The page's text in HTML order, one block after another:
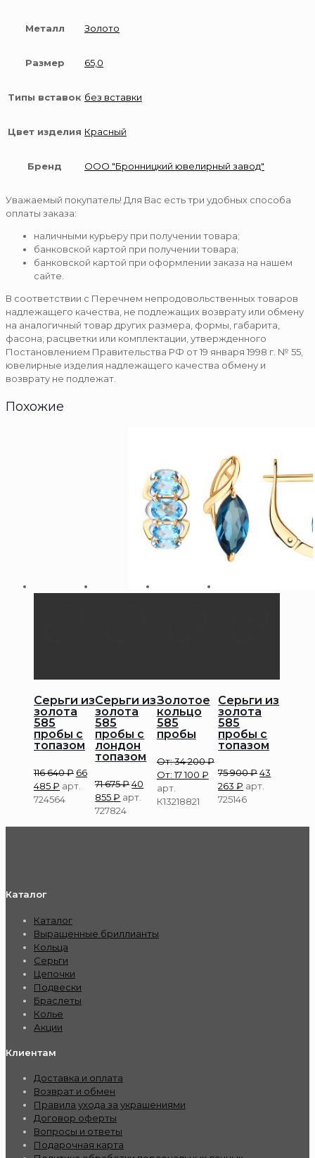
Металл Золото
Размер 65,0
Типы вставок без вставки
Цвет изделия Красный
Бренд ООО "Бронницкий ювелирный завод"
Уважаемый покупатель! Для Вас есть три удобных способа
оплаты заказа:
наличными курьеру при получении товара;
банковской картой при получении товара;
банковской картой при оформлении заказа на нашем
сайте.
В соответствии с Перечнем непродовольственных товаров
надлежащего качества, не подлежащих возврату или обмену
на аналогичный товар других размера, формы, габарита,
фасона, расцветки или комплектации, утвержденного
Постановлением Правительства РФ от 19 января 1998 г. № 55,
ювелирные изделия надлежащего качества обмену и
возврату не подлежат.
Похожие
Серьги из
золота
585
пробы с
топазом
116 640₽ 66
485₽ арт.
724564
Серьги из
золота
585
пробы с
лондон
топазом
71 675₽40
855₽ арт.
727824
Золотое
кольцо
585
пробы
От:34 200₽
От:17 100 ₽
арт.
К13218821
Серьги из
золота
585
пробы с
топазом
75 900₽43
263₽ арт.
725146
Каталог
Каталог
Выращенные бриллианты
Кольца
Серьги
Цепочки
Подвески
Браслеты
Колье
Акции
Клиентам
Доставка и оплата
Возврат и обмен
Правила ухода за украшениями
Договор оферты
Вопросы и ответы
Подарочная карта